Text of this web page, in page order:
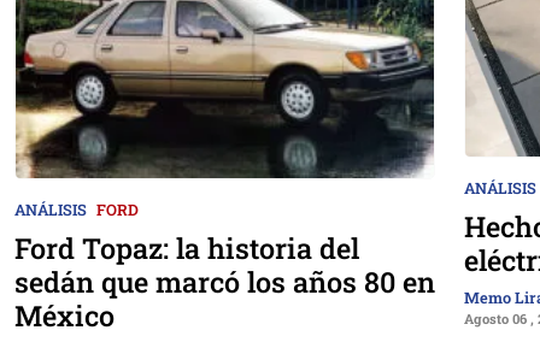
ANÁLISIS FORD
Ford Topaz: la historia del
sedán que marcó los años 80 en
México
ANÁLISIS
Memo
Agosto 06 ,